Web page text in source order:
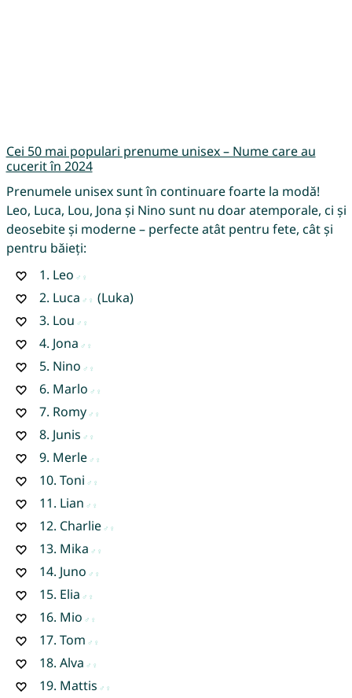
Cei 50 mai populari prenume unisex – Nume care au
cucerit în 2024
Prenumele unisex sunt în continuare foarte la modă!
Leo, Luca, Lou, Jona și Nino sunt nu doar atemporale, ci și
deosebite și moderne – perfecte atât pentru fete, cât și
pentru băieți:
1. Leo
2. Luca
(Luka)
3. Lou
4. Jona
5. Nino
6. Marlo
7. Romy
8. Junis
9. Merle
10. Toni
11. Lian
12. Charlie
13. Mika
14. Juno
15. Elia
16. Mio
17. Tom
18. Alva
19. Mattis